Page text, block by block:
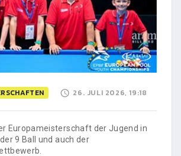
26. JULI 2026, 19:18
Europameisterschaft der Jugend in
9 Ball und auch der